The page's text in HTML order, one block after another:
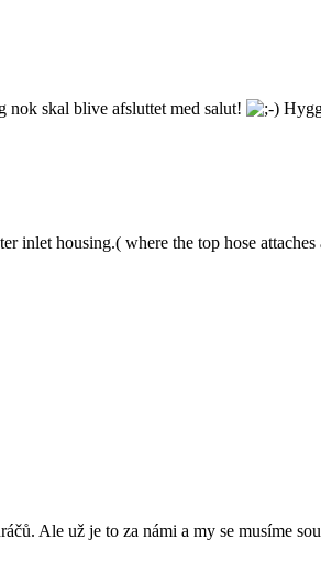
skal blive afsluttet med salut!
inlet housing.( where the top hose
Ale už je to za námi a my se musíme